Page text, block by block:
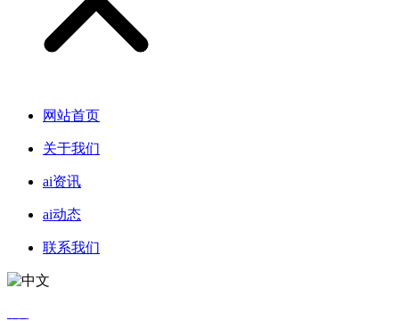
网站首页
关于我们
ai资讯
ai动态
联系我们